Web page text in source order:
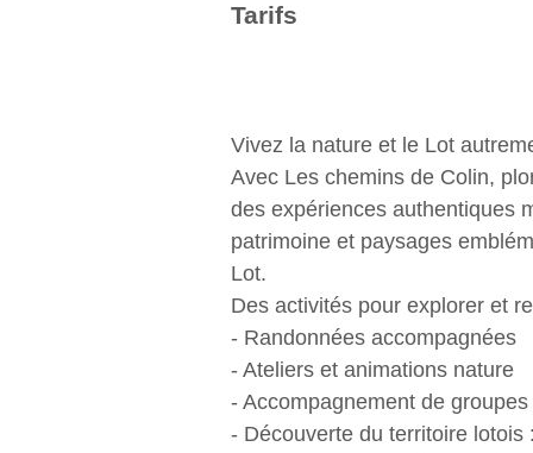
Tarifs
Vivez la nature et le Lot
Avec Les chemins de Colin,
des expériences authentiques
patrimoine et paysages
Lot.
Des activités pour explorer et
- Randonnées accompagnées
- Ateliers et animations nature
- Accompagnement de
- Découverte du territoire lotois